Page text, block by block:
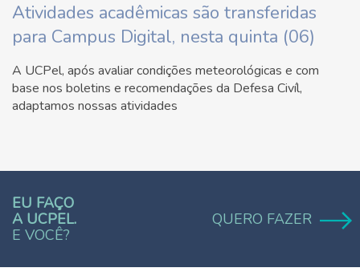
Atividades acadêmicas são transferidas
para Campus Digital, nesta quinta (06)
A UCPel, após avaliar condições meteorológicas e com
base nos boletins e recomendações da Defesa Civíl,
adaptamos nossas atividades
EU FAÇO
A UCPEL.
E VOCÊ?
QUERO FAZER